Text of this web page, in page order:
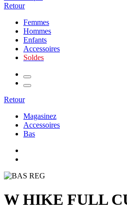
Retour
Femmes
Hommes
Enfants
Accessoires
Soldes
Retour
Magasinez
Accessoires
Bas
W HIKE FULL